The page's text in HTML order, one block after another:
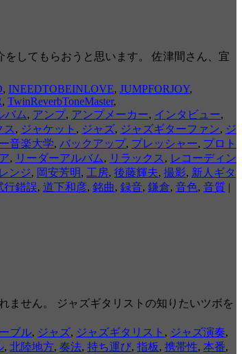
をしてもらおうと思います。 佐津間さん、宜
, INEEDTOBEINLOVE, JUMPFORJOY,
, TwinReverbToneMaster,
バム, アンプ, アンプメーカー, インタビュー,
ス , ジャケット , ジャズ, ジャズギターファン, ジ
音楽大学, バックアップ, プレッシャー, プロト
, リーダーアルバム, リラックス , レコーディン
ンジ, 岡安芳明, 工房, 後藤輝夫, 撮影, 新人ギタ
行錯誤, 道下和彦, 銘曲, 録音, 鎌倉, 音色, 音質 |
ません。 ジャズギタリストの知りたいツボを
ブル, ジャズ, ジャズギタリスト , ジャズ演奏,
, 北陸地方, 奏法, 持ち運び, 指板, 携帯性, 本番,